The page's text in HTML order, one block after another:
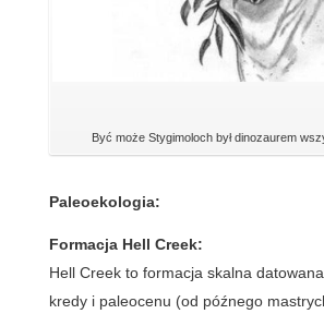
Być może Stygimoloch był dinozaurem
Paleoekologia:
Formacja Hell Creek:
Hell Creek to formacja skalna
kredy i paleocenu (od późnego